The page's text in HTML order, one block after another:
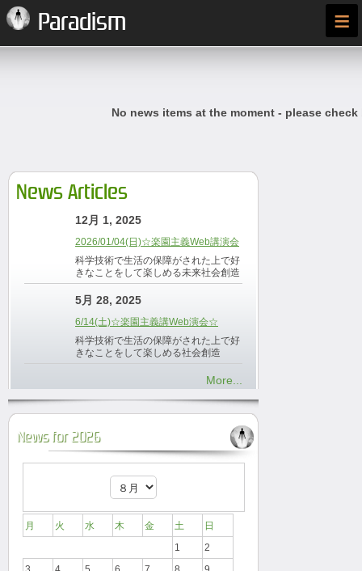
Paradism ≡
No news items at the moment - please
News Articles
12月 1, 2025
2026/01/04(日)☆楽園主義Web講演会
科学技術で生活の保障がされた上で好
きなことをして楽しめる未来社会創造
5月 28, 2025
6/14(土)☆楽園主義講Web演会☆
科学技術で生活の保障がされた上で好
きなことをして楽しめる社会創造
More...
News for 2026
月 火 水 木 金 土
日
1
2